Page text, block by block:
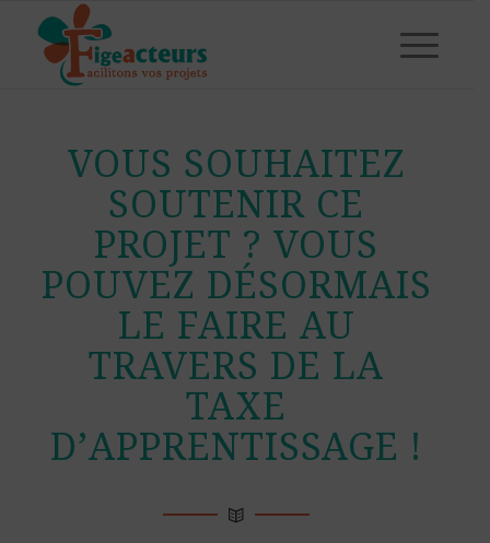
VOUS SOUHAITEZ
SOUTENIR CE
PROJET ? VOUS
POUVEZ DÉSORMAIS
LE FAIRE AU
TRAVERS DE LA
TAXE
D’APPRENTISSAGE !